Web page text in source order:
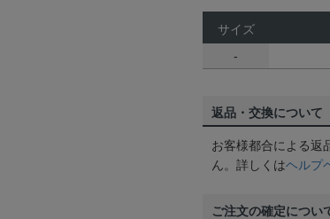
サイズ
-
返品・交換について
お客様都合による返
ん。詳しくはヘルプ
ご注文の確定につい